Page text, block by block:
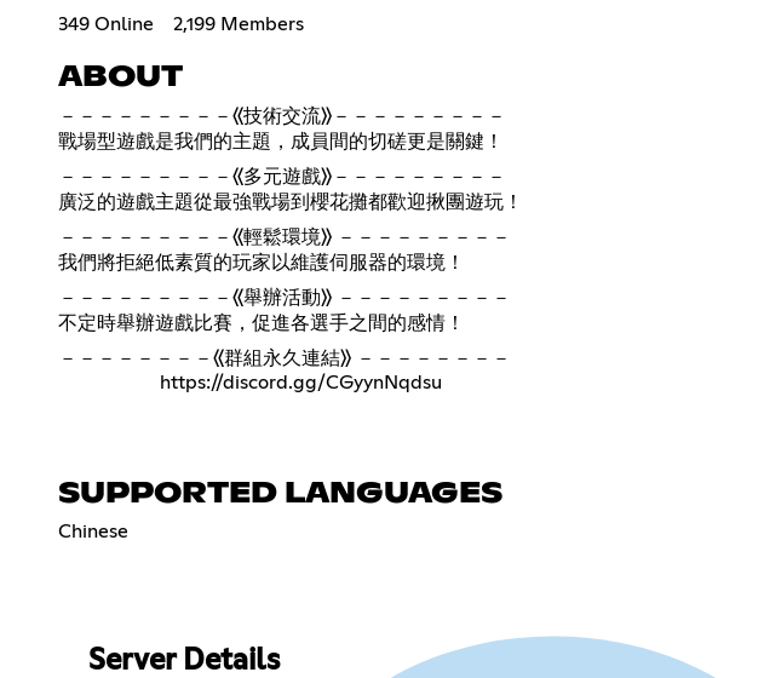
349 Online 2,199 Members
ABOUT
－－－－－－－－－《技術交流》－－－－－－－－－
戰場型遊戲是我們的主題，成員間的切磋更是關鍵！
－－－－－－－－－《多元遊戲》－－－－－－－－－
廣泛的遊戲主題從最強戰場到櫻花攤都歡迎揪團遊玩！
－－－－－－－－－《輕鬆環境》 －－－－－－－－－
我們將拒絕低素質的玩家以維護伺服器的環境！
－－－－－－－－－《舉辦活動》 －－－－－－－－－
不定時舉辦遊戲比賽，促進各選手之間的感情！
－－－－－－－－《群組永久連結》 －－－－－－－－
https://discord.gg/CGyynNqdsu
SUPPORTED LANGUAGES
Chinese
Server Details